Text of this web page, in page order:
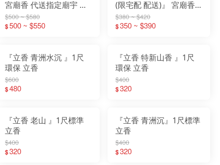
宮廟香 代送指定廟宇 土
地公 祝壽還願寄附
$500 ~ $580
$500 ~ $550
(限宅配 配送)』 宮廟香
代送指定廟宇 土地公 祝
壽還願寄附
$380 ~ $420
$350 ~ $390
『立香 青洲水沉 』1尺
環保 立香
$600
$480
『立香 特新山香 』1尺
環保 立香
$400
$320
『立香 老山 』1尺標準
立香
$400
$320
『立香 青洲沉』1尺標準
立香
$400
$320